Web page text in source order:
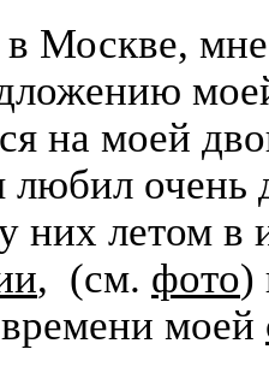
Москве,
на моей
любил очень
них летом
, (см. фото)
моей